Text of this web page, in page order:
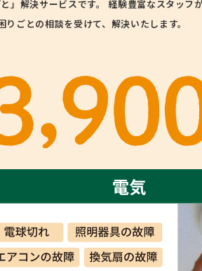
」解決サービスです。 経験豊富なスタッフ
ごとの相談を受けて、解決いたします。